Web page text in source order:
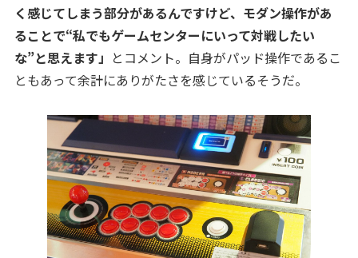
く感じてしまう部分があるんですけど、モダン操作があ
ることで“私でもゲームセンターにいって対戦したい
な”と思えます」 とコメント。自身がパッド操作であるこ
ともあって余計にありがたさを感じているそうだ。